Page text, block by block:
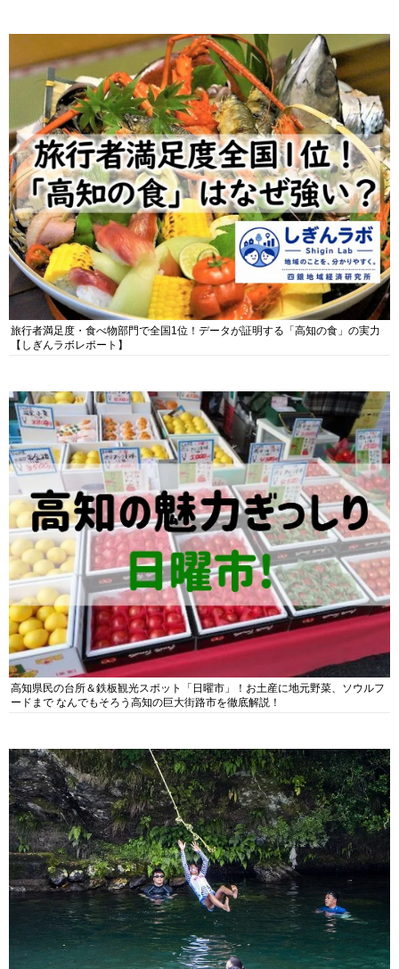
旅行者満足度・食べ物部門で全国1位！データが証明する「高知の食」の実力
【しぎんラボレポート】
高知県民の台所＆鉄板観光スポット「日曜市」！お土産に地元野菜、ソウルフ
ードまで なんでもそろう高知の巨大街路市を徹底解説！